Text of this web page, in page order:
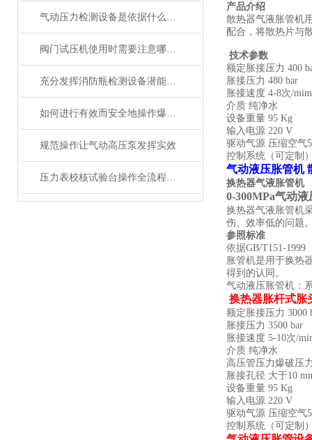
气动压力检测设备是依据什么原理进行工作的？
阀门试压机使用时需要注意哪些要点？
充分发挥消防瓶检测设备潜能的高级操作技巧
如何进行有效而安全地操作爆破耐压试验机?
规范操作让气动高压泵发挥实效
压力表校核试验台操作全流程：从开机到高效拆包一站式指南
产品介绍
散热器气液胀管机
配合，将散热片与
技术参数
额定胀接压力 400
胀接压力 480 bar
胀接速度 4-8次/mim
介质 纯净水
设备重量 95 Kg
输入电源 220 V
驱动气源 压缩空气
控制系统（可定制
气动液压胀管机
换热器气液胀管机
0-300MPa气动
换热器气液胀管机
伤、效率低的问题
参照标准
依据GB/T151-1999
胀管机是用于换热
得到的认同。
气动液压胀管机：
换热器胀杆式胀
额定胀接压力 3000
胀接压力 3500 bar
胀接速度 5-10次/
介质 纯净水
高压管压力爆破压
胀接孔径 大于10
设备重量 95 Kg
输入电源 220 V
驱动气源 压缩空气
控制系统（可定制